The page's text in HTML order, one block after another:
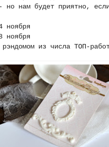
но нам будет приятно,
ноября
ноября
из числа ТОП-